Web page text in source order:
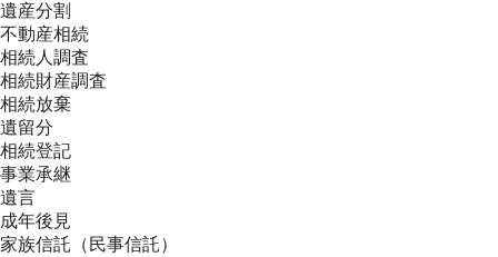
遺産分割
不動産相続
相続人調査
相続財産調査
相続放棄
遺留分
相続登記
事業承継
遺言
成年後見
家族信託（民事信託）